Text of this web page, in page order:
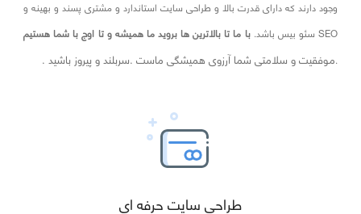
وجود دارند که دارای قدرت بالا و طراحی سایت استاندارد و مشتری پسند و بهینه و
SEO سئو بیس باشد.
با ما تا بالاترین ها بروید ما همیشه و تا اوج با شما هستیم
.موفقیت و سلامتی شما آرزوی همیشگی ماست .سربلند و پیروز باشید .
طراحی سایت حرفه ای